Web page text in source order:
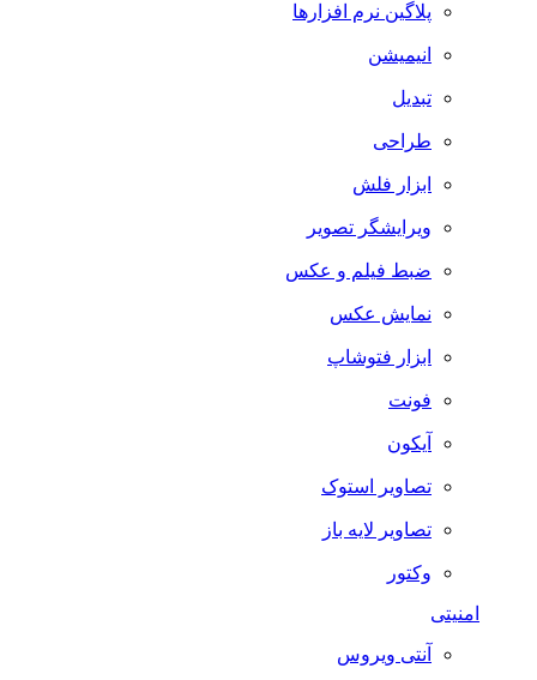
پلاگین نرم افزارها
انیمیشن
تبدیل
طراحی
ابزار فلش
ویرایشگر تصویر
ضبط فيلم و عكس
نمایش عکس
ابزار فتوشاپ
فونت
آیکون
تصاویر استوک
تصاویر لایه باز
وکتور
امنیتی
آنتی ویروس